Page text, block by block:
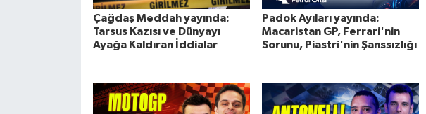
Çağdaş Meddah yayında:
Tarsus Kazısı ve Dünyayı
Ayağa Kaldıran İddialar
Padok Ayıları yayında:
Macaristan GP, Ferrari'nin
Sorunu, Piastri'nin Şanssızlığı